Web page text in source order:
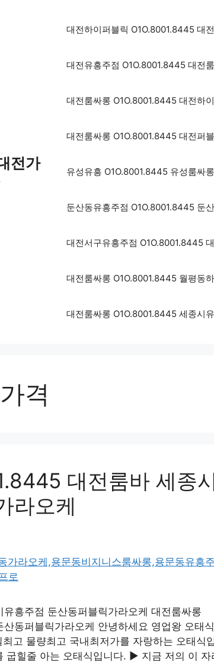
전가
대전하이퍼블릭 O1O.8001.8445 대
대전유흥주점 O1O.8001.8445 대전
대전룸싸롱 O1O.8001.8445 대전하
대전룸싸롱 O1O.8001.8445 대전퍼
유성유흥 O1O.8001.8445 유성룸싸
둔산동유흥주점 O1O.8001.8445 둔
대전서구유흥주점 O1O.8001.8445
대전룸싸롱 O1O.8001.8445 월평동
대전룸싸롱 O1O.8001.8445 세종시
격
대전룸바 세종
라오케
흥주점 둔산동퍼블릭가라오케 대전룸싸롱
동퍼블릭가라오케 안녕하세요 영업왕 오태
고 물량최고 국내최저가를 자랑하는 오태식
힐줄 아는 오태식입니다. ▶ 지금 저의 이 자